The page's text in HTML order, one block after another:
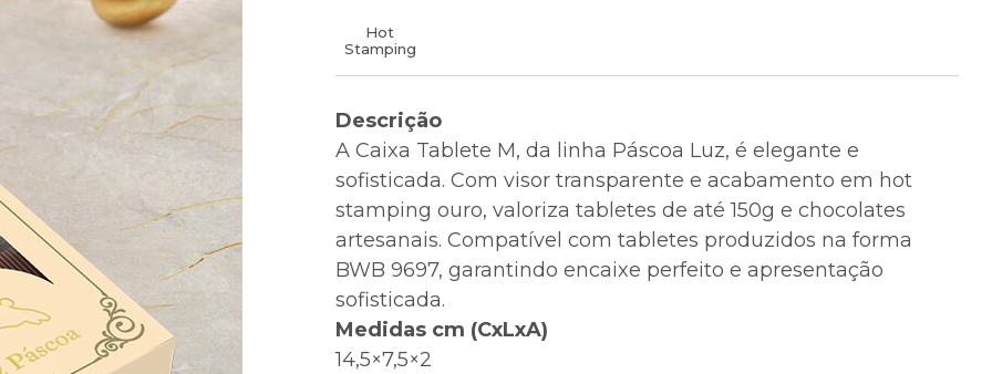
array|object,
string given
in
Hot
Stamping
Descrição
A Caixa Tablete M, da linha Páscoa Luz, é elegante e
sofisticada. Com visor transparente e acabamento em hot
stamping ouro, valoriza tabletes de até 150g e chocolates
artesanais. Compatível com tabletes produzidos na forma
BWB 9697, garantindo encaixe perfeito e apresentação
sofisticada.
Medidas cm (CxLxA)
14,5×7,5×2